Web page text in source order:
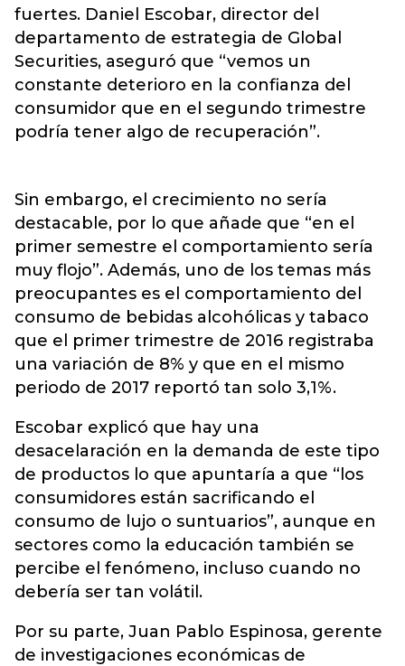
fuertes. Daniel Escobar, director del
departamento de estrategia de Global
Securities, aseguró que “vemos un
constante deterioro en la confianza del
consumidor que en el segundo trimestre
podría tener algo de recuperación”.
Sin embargo, el crecimiento no sería
destacable, por lo que añade que “en el
primer semestre el comportamiento sería
muy flojo”. Además, uno de los temas más
preocupantes es el comportamiento del
consumo de bebidas alcohólicas y tabaco
que el primer trimestre de 2016 registraba
una variación de 8% y que en el mismo
periodo de 2017 reportó tan solo 3,1%.
Escobar explicó que hay una
desacelaración en la demanda de este tipo
de productos lo que apuntaría a que “los
consumidores están sacrificando el
consumo de lujo o suntuarios”, aunque en
sectores como la educación también se
percibe el fenómeno, incluso cuando no
debería ser tan volátil.
Por su parte, Juan Pablo Espinosa, gerente
de investigaciones económicas de